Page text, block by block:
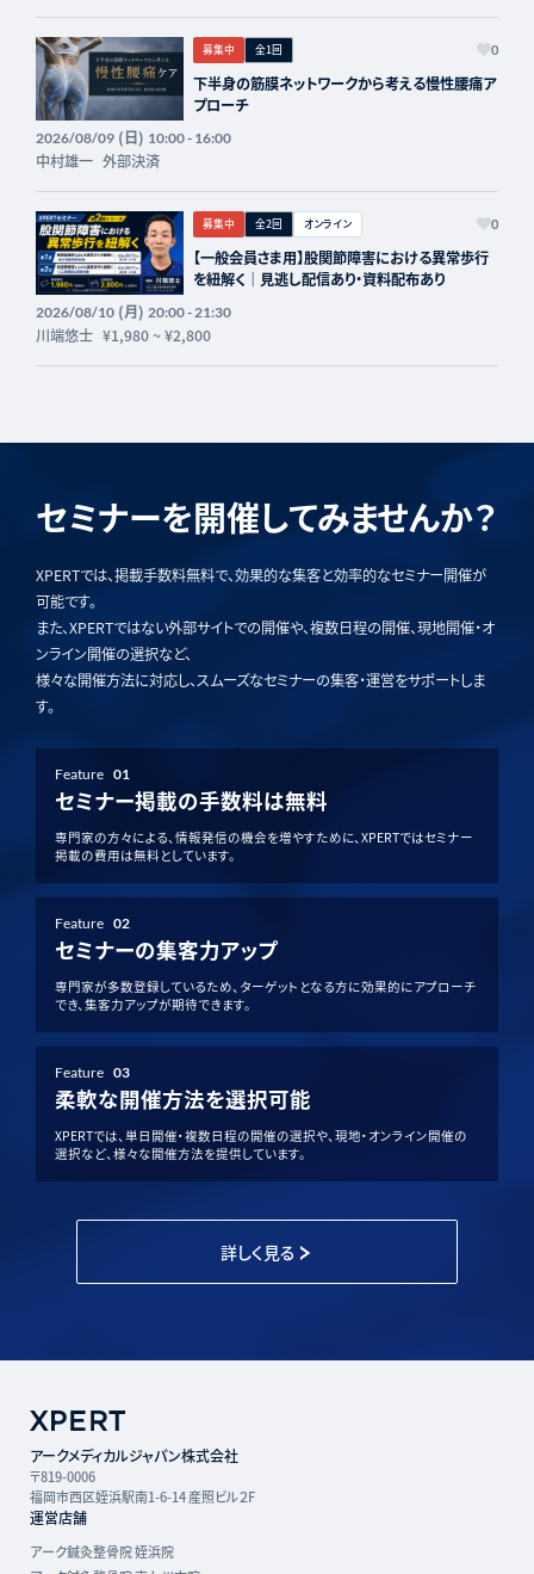
募集中 全1回 0
下半身の筋膜ネットワークから考える慢性腰痛ア
プローチ
2026/08/09(日) 10:00 - 16:00
中村雄一 外部決済
募集中 全2回 オンライン 0
【一般会員さま用】股関節障害における異常歩行
を紐解く｜見逃し配信あり・資料配布あり
2026/08/10(月) 20:00 - 21:30
川端悠士 ¥1,980~¥2,800
セミナーを開催してみませんか？
XPERTでは、掲載手数料無料で、効果的な集客と効率的なセミナー開催が
可能です。
また、XPERTではない外部サイトでの開催や、複数日程の開催、現地開催・オ
ンライン開催の選択など、
様々な開催方法に対応し、スムーズなセミナーの集客・運営をサポートしま
す。
Feature 01
セミナー掲載の手数料は無料
専門家の方々による、情報発信の機会を増やすために、XPERTではセミナー
掲載の費用は無料としています。
Feature 02
セミナーの集客力アップ
専門家が多数登録しているため、ターゲットとなる方に効果的にアプローチ
でき、集客力アップが期待できます。
Feature 03
柔軟な開催方法を選択可能
XPERTでは、単日開催・複数日程の開催の選択や、現地・オンライン開催の
選択など、様々な開催方法を提供しています。
詳しく見る
アークメディカルジャパン株式会社
〒819-0006
福岡市西区姪浜駅南1-6-14 産照ビル２F
運営店舗
アーク鍼灸整骨院 姪浜院